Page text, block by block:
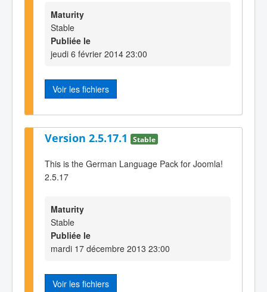
Maturity
Stable
Publiée le
jeudi 6 février 2014 23:00
Voir les fichiers
Version 2.5.17.1 Stable
This is the German Language Pack for Joomla!
2.5.17
Maturity
Stable
Publiée le
mardi 17 décembre 2013 23:00
Voir les fichiers